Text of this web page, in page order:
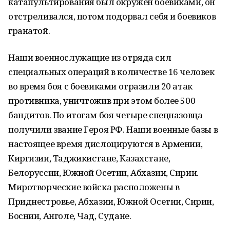
отстреливался, потом подорвал себя и боевиков
гранатой.
Наши военнослужащие из отряда сил
специальных операций в количестве 16 человек
во время боя с боевиками отразили 20 атак
противника, уничтожив при этом более 500
бандитов. По итогам боя четыре спецназовца
получили звание Героя РФ. Наши военные базы в
настоящее время дислоцируются в Армении,
Киргизии, Таджикистане, Казахстане,
Белоруссии, Южной Осетии, Абхазии, Сирии.
Миротворческие войска расположены в
Приднестровье, Абхазии, Южной Осетии, Сирии,
Боснии, Анголе, Чад, Судане.